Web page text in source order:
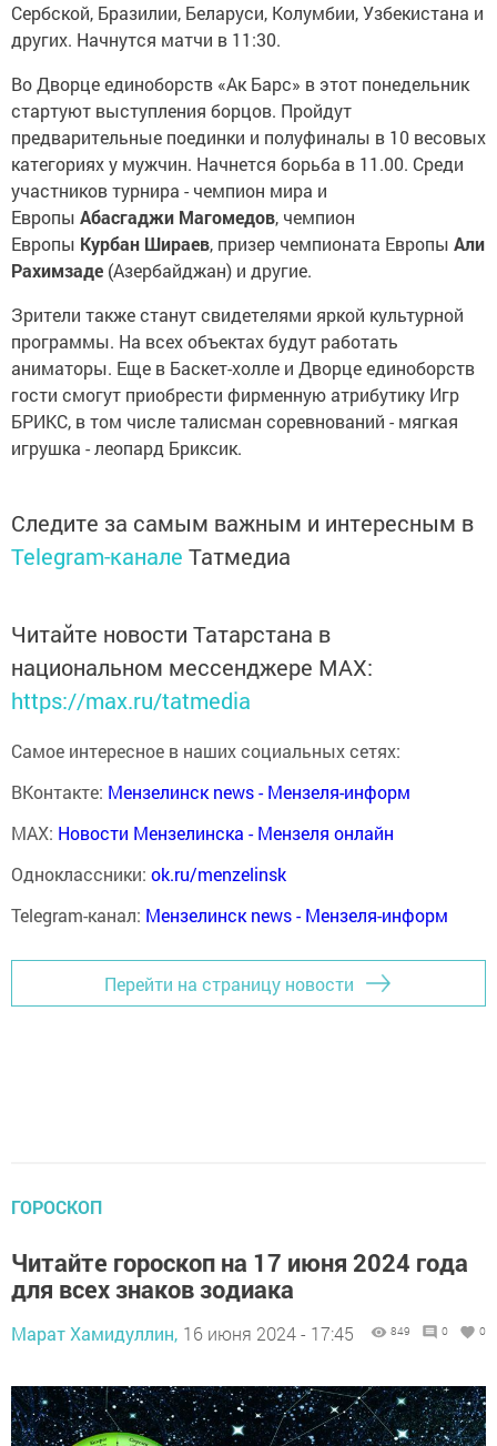
Сербской, Бразилии, Беларуси, Колумбии, Узбекистана и
других. Начнутся матчи в 11:30.
Во Дворце единоборств «Ак Барс» в этот понедельник
стартуют выступления борцов. Пройдут
предварительные поединки и полуфиналы в 10 весовых
категориях у мужчин. Начнется борьба в 11.00. Среди
участников турнира - чемпион мира и
Европы Абасгаджи Магомедов, чемпион
Европы Курбан Шираев, призер чемпионата Европы Али
Рахимзаде (Азербайджан) и другие.
Зрители также станут свидетелями яркой культурной
программы. На всех объектах будут работать
аниматоры. Еще в Баскет-холле и Дворце единоборств
гости смогут приобрести фирменную атрибутику Игр
БРИКС, в том числе талисман соревнований - мягкая
игрушка - леопард Бриксик.
Следите за самым важным и интересным в
Telegram-канале Татмедиа
Читайте новости Татарстана в
национальном мессенджере MАХ:
https://max.ru/tatmedia
Самое интересное в наших социальных сетях:
ВКонтакте: Мензелинск news - Мензеля-информ
MAX: Новости Мензелинска - Мензеля онлайн
Одноклассники: ok.ru/menzelinsk
Telegram-канал: Мензелинск news - Мензеля-информ
Перейти на страницу новости
ГОРОСКОП
Читайте гороскоп на 17 июня 2024 года
для всех знаков зодиака
Марат Хамидуллин, 16 июня 2024 - 17:45 849 0 0